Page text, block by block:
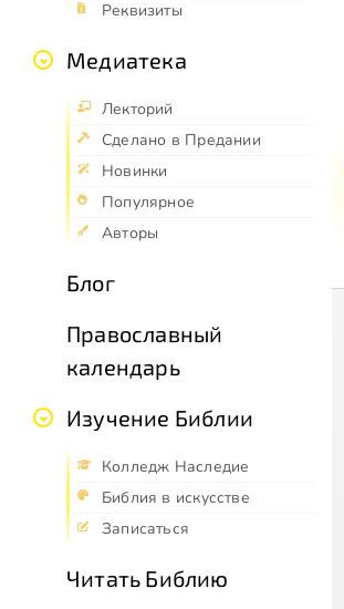
Реквизиты
Медиатека
Лекторий
Сделано в Предании
Новинки
Популярное
Авторы
Блог
Православный
календарь
Изучение Библии
Колледж Наследие
Библия в искусстве
Записаться
Читать Библию